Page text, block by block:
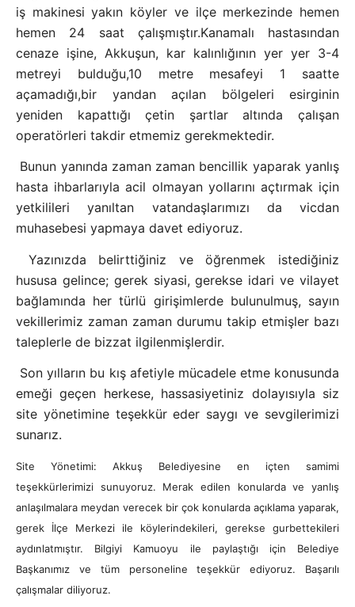
iş makinesi yakın köyler ve ilçe merkezinde hemen
hemen 24 saat çalışmıştır.Kanamalı hastasından
cenaze işine, Akkuşun, kar kalınlığının yer yer 3-4
metreyi bulduğu,10 metre mesafeyi 1 saatte
açamadığı,bir yandan açılan bölgeleri esirginin
yeniden kapattığı çetin şartlar altında çalışan
operatörleri takdir etmemiz gerekmektedir.
Bunun yanında zaman zaman bencillik yaparak yanlış
hasta ihbarlarıyla acil olmayan yollarını açtırmak için
yetkilileri yanıltan vatandaşlarımızı da vicdan
muhasebesi yapmaya davet ediyoruz.
Yazınızda belirttiğiniz ve öğrenmek istediğiniz
hususa gelince; gerek siyasi, gerekse idari ve vilayet
bağlamında her türlü girişimlerde bulunulmuş, sayın
vekillerimiz zaman zaman durumu takip etmişler bazı
taleplerle de bizzat ilgilenmişlerdir.
Son yılların bu kış afetiyle mücadele etme konusunda
emeği geçen herkese, hassasiyetiniz dolayısıyla siz
site yönetimine teşekkür eder saygı ve sevgilerimizi
sunarız.
Site Yönetimi: Akkuş Belediyesine en içten samimi
teşekkürlerimizi sunuyoruz. Merak edilen konularda ve yanlış
anlaşılmalara meydan verecek bir çok konularda açıklama yaparak,
gerek İlçe Merkezi ile köylerindekileri, gerekse gurbettekileri
aydınlatmıştır. Bilgiyi Kamuoyu ile paylaştığı için Belediye
Başkanımız ve tüm personeline teşekkür ediyoruz. Başarılı
çalışmalar diliyoruz.